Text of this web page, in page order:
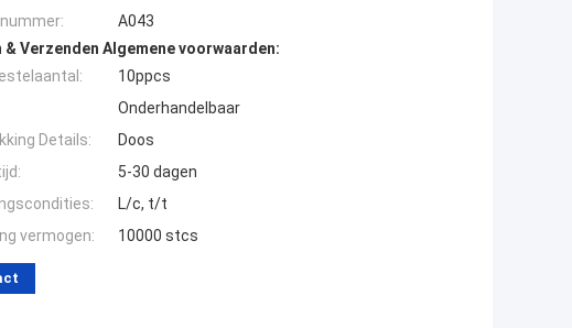
A043
& Verzenden Algemene voorwaarden:
10ppcs
Onderhandelbaar
Details:
Doos
5-30 dagen
L/c, t/t
vermogen:
10000 stcs